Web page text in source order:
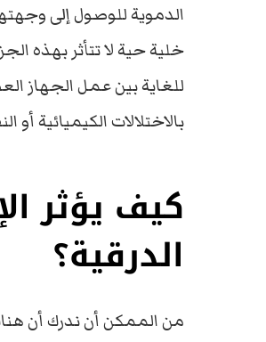
الدموية للوصول إلى
خلية حية لا تتأثر بهذه
للغاية بين عمل الجهاز
بالاختلالات الكيميائية
كيف يؤثر
الدرقية؟
من الممكن أن ندرك أن